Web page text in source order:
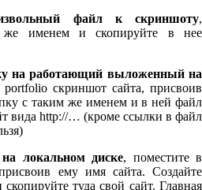
файл к скриншоту,
же именем и скопируйте в нее
на работающий выложенный на
port­fo­lio скриншот сайта, присвоив
с таким же именем и в ней файл
вида http://… (кроме ссылки в файл
локальном диске, поместите в
ему имя сайта. Создайте
туда свой сайт. Главная